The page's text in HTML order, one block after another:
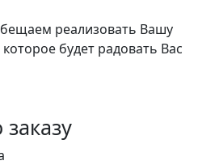
реализовать Вашу
будет радовать Вас